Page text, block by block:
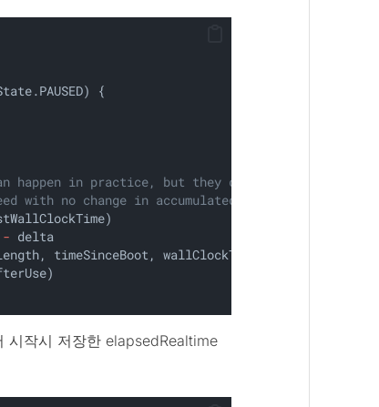
{
happen in practice, but they can't be used. Simply
with no change in accumulated time.
- delta
timeSinceBoot, wallClockTime,
시작시 저장한 elapsedRealtime